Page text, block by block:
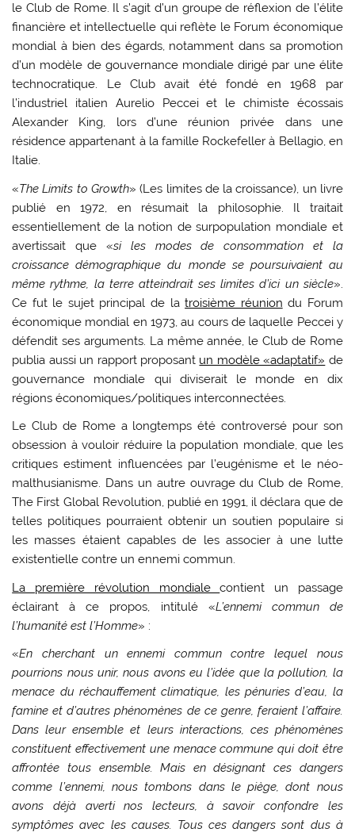
le Club de Rome. Il s’agit d’un groupe de réflexion de l’élite
financière et intellectuelle qui reflète le Forum économique
mondial à bien des égards, notamment dans sa promotion
d’un modèle de gouvernance mondiale dirigé par une élite
technocratique. Le Club avait été fondé en 1968 par
l’industriel italien Aurelio Peccei et le chimiste écossais
Alexander King, lors d’une réunion privée dans une
résidence appartenant à la famille Rockefeller à Bellagio, en
Italie.
«The Limits to Growth» (Les limites de la croissance), un livre
publié en 1972, en résumait la philosophie. Il traitait
essentiellement de la notion de surpopulation mondiale et
avertissait que «si les modes de consommation et la
croissance démographique du monde se poursuivaient au
même rythme, la terre atteindrait ses limites d’ici un siècle».
Ce fut le sujet principal de latroisième réunion du Forum
économique mondial en 1973, au cours de laquelle Peccei y
défendit ses arguments. La même année, le Club de Rome
publia aussi un rapport proposant un modèle «adaptatif» de
gouvernance mondiale qui diviserait le monde en dix
régions économiques/politiques interconnectées.
Le Club de Rome a longtemps été controversé pour son
obsession à vouloir réduire la population mondiale, que les
critiques estiment influencées par l’eugénisme et le néo-
malthusianisme. Dans un autre ouvrage du Club de Rome,
The First Global Revolution, publié en 1991, il déclara que de
telles politiques pourraient obtenir un soutien populaire si
les masses étaient capables de les associer à une lutte
existentielle contre un ennemi commun.
La première révolution mondialecontient un passage
éclairant à ce propos, intitulé «L’ennemi commun de
l’humanité est l’Homme» :
«En cherchant un ennemi commun contre lequel nous
pourrions nous unir, nous avons eu l’idée que la pollution, la
menace du réchauffement climatique, les pénuries d’eau, la
famine et d’autres phénomènes de ce genre, feraient l’affaire.
Dans leur ensemble et leurs interactions, ces phénomènes
constituent effectivement une menace commune qui doit être
affrontée tous ensemble. Mais en désignant ces dangers
comme l’ennemi, nous tombons dans le piège, dont nous
avons déjà averti nos lecteurs, à savoir confondre les
symptômes avec les causes. Tous ces dangers sont dus à